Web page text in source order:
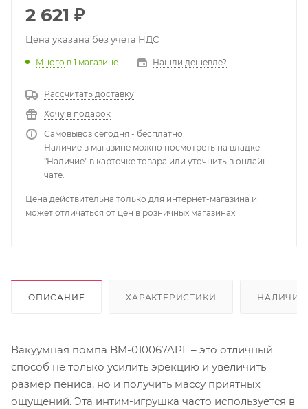
2 621 ₽
Цена указана без учета НДС
Много в 1 магазине Нашли дешевле?
Рассчитать доставку
Хочу в подарок
Самовывоз сегодня - бесплатно
Наличие в магазине можно посмотреть на владке
"Наличие" в карточке товара или уточнить в онлайн-
чате.
Цена действительна только для интернет-магазина и
может отличаться от цен в розничных магазинах
ОПИСАНИЕ ХАРАКТЕРИСТИКИ НАЛИЧИЕ
Вакуумная помпа BM-010067APL – это отличный
способ не только усилить эрекцию и увеличить
размер пениса, но и получить массу приятных
ощущений. Эта интим-игрушка часто используется в